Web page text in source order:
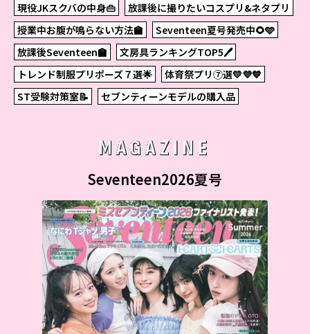
現役JKスクバの中身👜
放課後に撮りたいコスプリ&ネタプリ
授業中お腹が鳴らない方法🏫
Seventeen夏号発売中🌻🩵
放課後Seventeen🏫
文房具ランキングTOP5🖊
トレンド制服プリポーズ７選🌟
体育祭プリ⑦選💛💜💙
ST受験対策室📝
セブンティーンモデルの購入品
MAGAZINE
Seventeen2026夏号